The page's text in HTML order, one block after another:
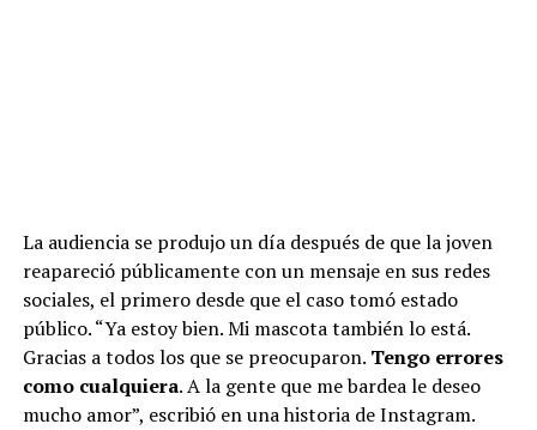
La audiencia se produjo un día después de que la joven
reapareció públicamente con un mensaje en sus redes
sociales, el primero desde que el caso tomó estado
público. “Ya estoy bien. Mi mascota también lo está.
Gracias a todos los que se preocuparon. Tengo errores
como cualquiera. A la gente que me bardea le deseo
mucho amor”, escribió en una historia de Instagram.